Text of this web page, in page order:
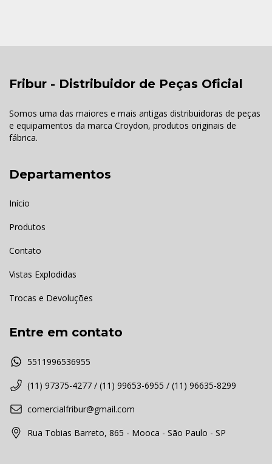
Fribur - Distribuidor de Peças Oficial
Somos uma das maiores e mais antigas distribuidoras de peças
e equipamentos da marca Croydon, produtos originais de
fábrica.
Departamentos
Início
Produtos
Contato
Vistas Explodidas
Trocas e Devoluções
Entre em contato
5511996536955
(11) 97375-4277 / (11) 99653-6955 / (11) 96635-8299
comercialfribur@gmail.com
Rua Tobias Barreto, 865 - Mooca - São Paulo - SP